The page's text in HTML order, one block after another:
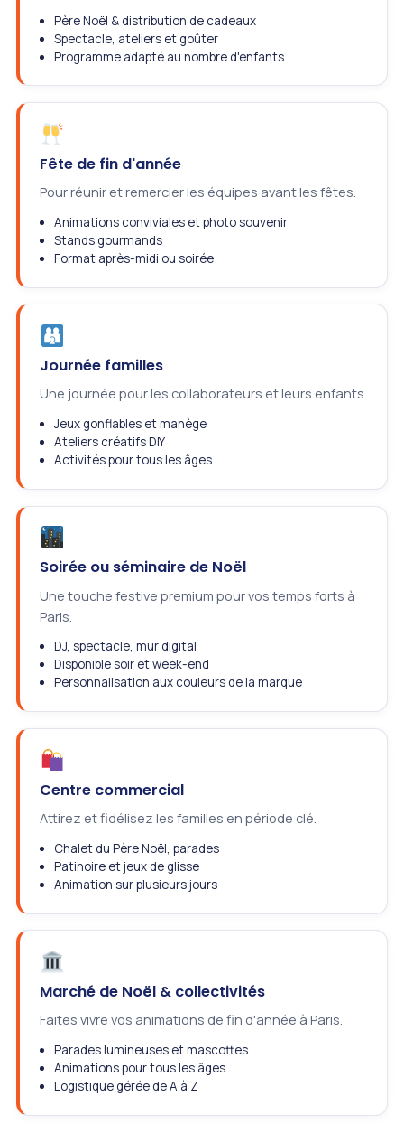
Père Noël & distribution de cadeaux
Spectacle, ateliers et goûter
Programme adapté au nombre d'enfants
Fête de fin d'année
Pour réunir et remercier les équipes avant les fêtes.
Animations conviviales et photo souvenir
Stands gourmands
Format après-midi ou soirée
Journée familles
Une journée pour les collaborateurs et leurs enfants.
Jeux gonflables et manège
Ateliers créatifs DIY
Activités pour tous les âges
Soirée ou séminaire de Noël
Une touche festive premium pour vos temps forts à
Paris.
DJ, spectacle, mur digital
Disponible soir et week-end
Personnalisation aux couleurs de la marque
Centre commercial
Attirez et fidélisez les familles en période clé.
Chalet du Père Noël, parades
Patinoire et jeux de glisse
Animation sur plusieurs jours
Marché de Noël & collectivités
Faites vivre vos animations de fin d'année à Paris.
Parades lumineuses et mascottes
Animations pour tous les âges
Logistique gérée de A à Z